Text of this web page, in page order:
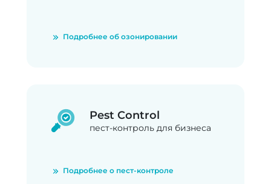
Подробнее об озонировании
Pest Control
пест-контроль для бизнеса
Подробнее о пест-контроле